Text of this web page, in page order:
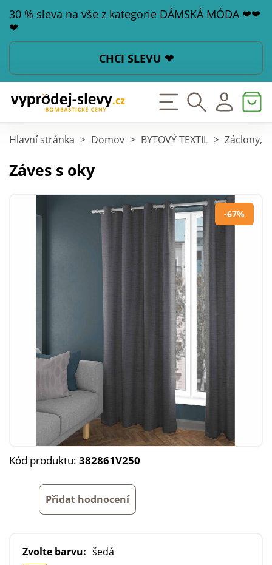
30 % sleva na vše z kategorie DÁMSKÁ MÓDA ❤❤
❤
CHCI SLEVU ❤
Hlavní stránka > Domov > BYTOVÝ TEXTIL > Záclony,
Záves s oky
-67%
Kód produktu: 382861V250
Přidat hodnocení
Zvolte barvu: šedá